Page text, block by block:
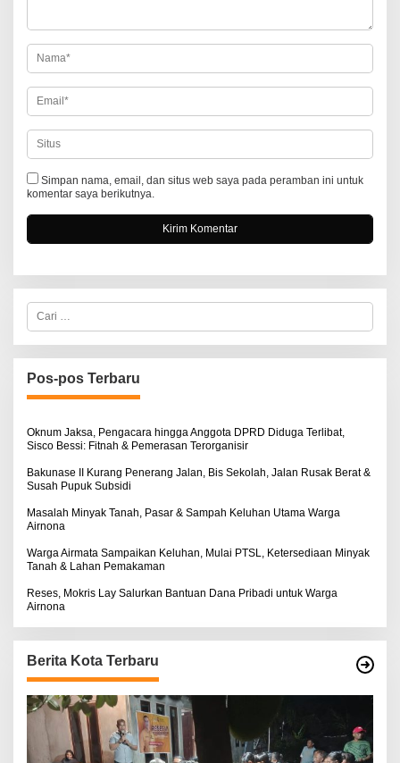
s
Simpan nama, email, dan situs web saya pada peramban ini untuk
komentar saya berikutnya.
C
r
i
u
n
u
:
Pos-pos Terbaru
Oknum Jaksa, Pengacara hingga Anggota DPRD Diduga Terlibat,
Sisco Bessi: Fitnah & Pemerasan Terorganisir
Bakunase II Kurang Penerang Jalan, Bis Sekolah, Jalan Rusak Berat &
Susah Pupuk Subsidi
Masalah Minyak Tanah, Pasar & Sampah Keluhan Utama Warga
Airnona
Warga Airmata Sampaikan Keluhan, Mulai PTSL, Ketersediaan Minyak
Tanah & Lahan Pemakaman
Reses, Mokris Lay Salurkan Bantuan Dana Pribadi untuk Warga
Airnona
Berita Kota Terbaru